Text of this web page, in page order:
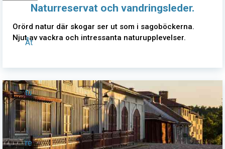
Åt
tu
re
Naturreservat och vandringsleder.
Orörd natur där skogar ser ut som i sagoböckerna.
Njut av vackra och intressanta naturupplevelser.